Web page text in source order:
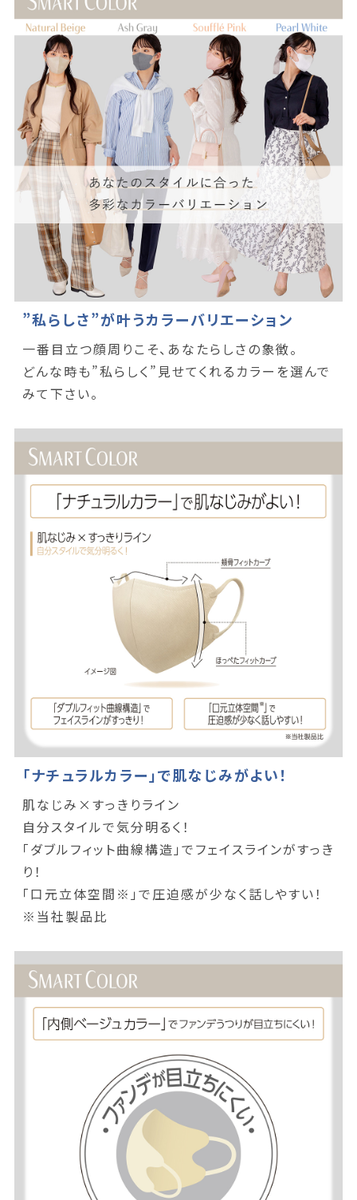
”私らしさ”が叶うカラーバリエーション
一番目立つ顔周りこそ、あなたらしさの象徴。
どんな時も”私らしく”見せてくれるカラーを選んで
みて下さい。
「ナチュラルカラー」で肌なじみがよい！
肌なじみ×すっきりライン
自分スタイルで気分明るく！
「ダブルフィット曲線構造」でフェイスラインがすっき
り！
「口元立体空間※」で圧迫感が少なく話しやすい！
※当社製品比